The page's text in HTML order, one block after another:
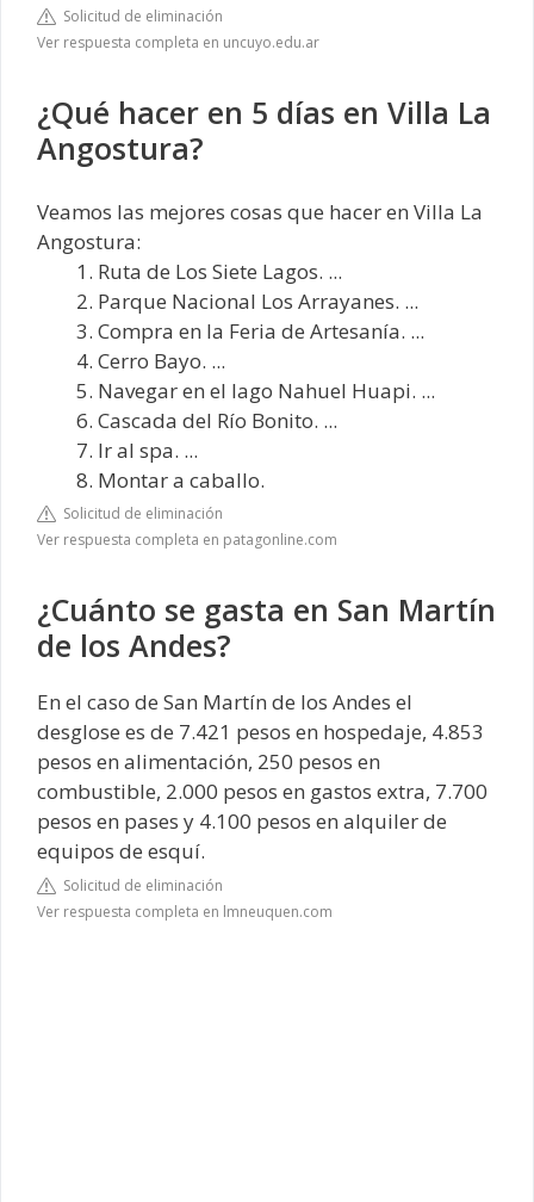
Solicitud de eliminación
Ver respuesta completa en uncuyo.edu.ar
¿Qué hacer en 5 días en Villa La
Angostura?
Veamos las mejores cosas que hacer en Villa La
Angostura:
Ruta de Los Siete Lagos. ...
Parque Nacional Los Arrayanes. ...
Compra en la Feria de Artesanía. ...
Cerro Bayo. ...
Navegar en el lago Nahuel Huapi. ...
Cascada del Río Bonito. ...
Ir al spa. ...
Montar a caballo.
Solicitud de eliminación
Ver respuesta completa en patagonline.com
¿Cuánto se gasta en San Martín
de los Andes?
En el caso de San Martín de los Andes el
desglose es de 7.421 pesos en hospedaje, 4.853
pesos en alimentación, 250 pesos en
combustible, 2.000 pesos en gastos extra, 7.700
pesos en pases y 4.100 pesos en alquiler de
equipos de esquí.
Solicitud de eliminación
Ver respuesta completa en lmneuquen.com